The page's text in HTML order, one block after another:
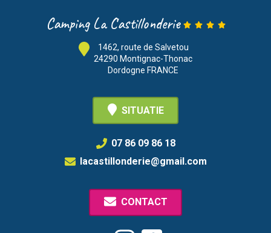
Camping La Castillonderie
1462, route de Salvetou
24290 Montignac-Thonac
Dordogne FRANCE
SITUATIE
07 86 09 86 18
lacastillonderie@gmail.com
CONTACT